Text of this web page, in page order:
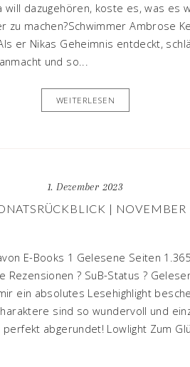
will dazugehören, koste es, was es
zu machen?Schwimmer Ambrose
er Nikas Geheimnis entdeckt,
und so...
WEITERLESEN
1. Dezember 2023
| NOVEMBER
E-Books 1 Gelesene Seiten
? SuB-Status ?
ein absolutes Lesehighlight
sind so wundervoll und
abgerundet! Lowlight Zum